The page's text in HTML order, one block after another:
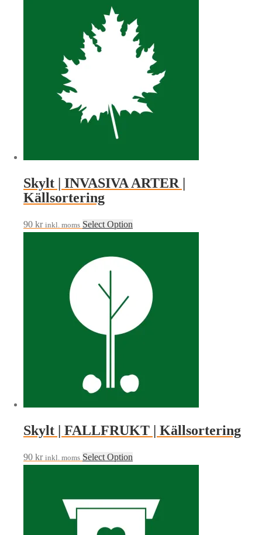
Skylt | INVASIVA ARTER |
Källsortering
90 kr inkl. moms Select Option
Skylt | FALLFRUKT | Källsortering
90 kr inkl. moms Select Option